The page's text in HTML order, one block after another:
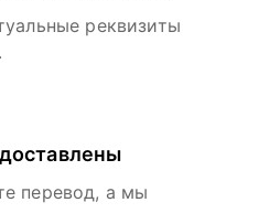
реквизиты
перевод, а мы